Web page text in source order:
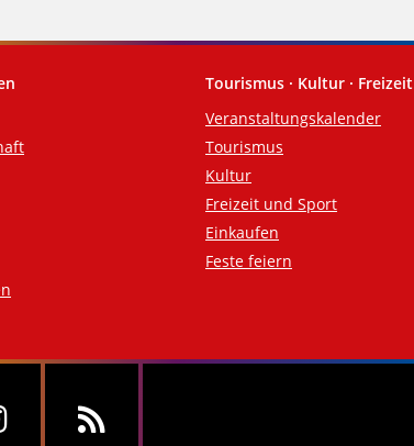
Tourismus · Kultur · Freizeit
Veranstaltungskalender
Tourismus
Kultur
Freizeit und Sport
Einkaufen
Feste feiern